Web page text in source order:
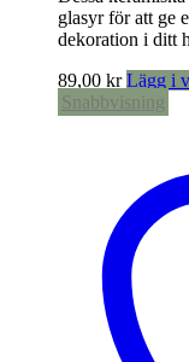
glasyr för att ge
dekoration i ditt
89,00 kr Lägg i
Snabbvisning